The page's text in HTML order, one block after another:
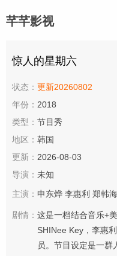
芊芊影视
惊人的星期六
状态： 更新20260802
年份： 2018
类型： 节目秀
地区： 韩国
更新： 2026-08-03
导演： 未知
主演： 申东烨 李惠利 郑韩海
剧情： 这是一档结合音乐+
SHINee Key，李惠
员。节目设定是一群